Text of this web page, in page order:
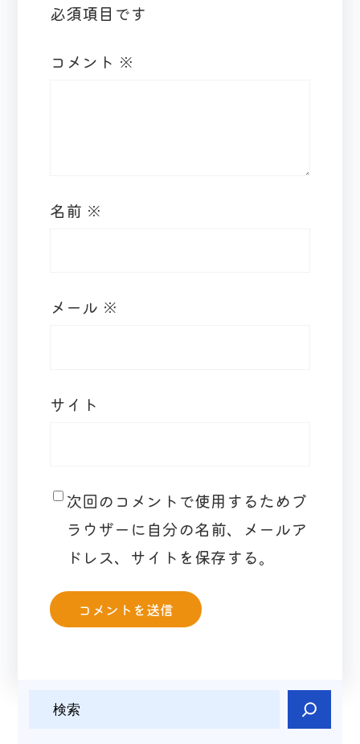
必須項目です
コメント ※
名前 ※
メール ※
サイト
次回のコメントで使用するためブ
ラウザーに自分の名前、メールア
ドレス、サイトを保存する。